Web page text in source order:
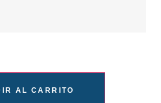
AL CARRITO